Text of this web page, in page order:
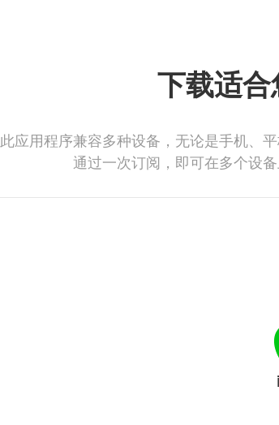
下载适
此应用程序兼容多种设备，无论是手机、
通过一次订阅，即可在多个设